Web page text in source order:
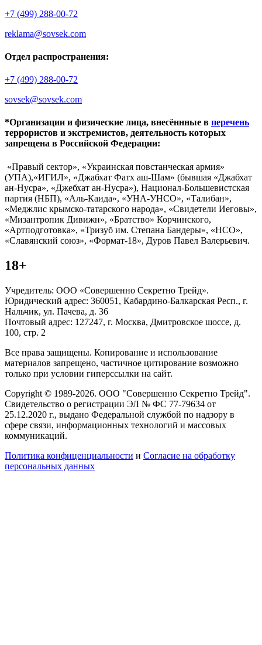
+7 (499) 288-00-72
reklama@sovsek.com
Отдел распространения:
+7 (499) 288-00-72
sovsek@sovsek.com
*Организации и физические лица, внесённные в перечень
террористов и экстремистов, деятельность которых
запрещена в Российской Федерации:
«Правый сектор», «Украинская повстанческая армия»
(УПА),«ИГИЛ», «Джабхат Фатх аш-Шам» (бывшая «Джабхат
ан-Нусра», «Джебхат ан-Нусра»), Национал-Большевистская
партия (НБП), «Аль-Каида», «УНА-УНСО», «Талибан»,
«Меджлис крымско-татарского народа», «Свидетели Иеговы»,
«Мизантропик Дивижн», «Братство» Корчинского,
«Артподготовка», «Тризуб им. Степана Бандеры», «НСО»,
«Славянский союз», «Формат-18», Дуров Павел Валерьевич.
18+
Учредитель: ООО «Совершенно Секретно Трейд».
Юридический адрес: 360051, Кабардино-Балкарская Респ., г.
Нальчик, ул. Пачева, д. 36
Почтовый адрес: 127247, г. Москва, Дмитровское шоссе, д.
100, стр. 2
Все права защищены. Копирование и использование
материалов запрещено, частичное цитирование возможно
только при условии гиперссылки на сайт.
Copyright © 1989-2026. ООО "Совершенно Секретно Трейд".
Свидетельство о регистрации ЭЛ № ФС 77-79634 от
25.12.2020 г., выдано Федеральной службой по надзору в
сфере связи, информационных технологий и массовых
коммуникаций.
Политика конфиценциальности и Согласие на обработку
персональных данных